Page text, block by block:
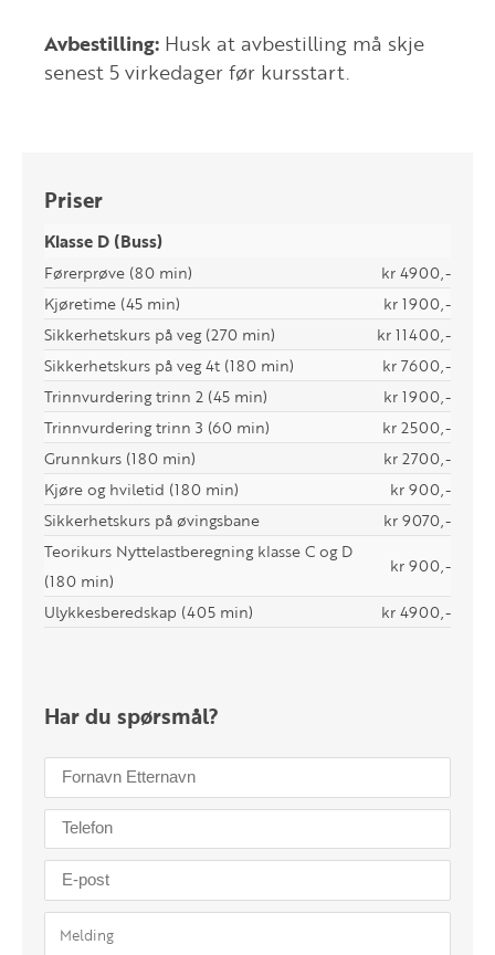
Avbestilling: Husk at avbestilling må skje
senest 5 virkedager før kursstart.
Priser
Klasse D (Buss)
Førerprøve (80 min)
kr 4900,-
Kjøretime (45 min)
kr 1900,-
Sikkerhetskurs på veg (270 min)
kr 11400,-
Sikkerhetskurs på veg 4t (180 min)
kr 7600,-
Trinnvurdering trinn 2 (45 min)
kr 1900,-
Trinnvurdering trinn 3 (60 min)
kr 2500,-
Grunnkurs (180 min)
kr 2700,-
Kjøre og hviletid (180 min)
kr 900,-
Sikkerhetskurs på øvingsbane
kr 9070,-
Teorikurs Nyttelastberegning klasse C og D
(180 min)
kr 900,-
Ulykkesberedskap (405 min)
kr 4900,-
Har du spørsmål?